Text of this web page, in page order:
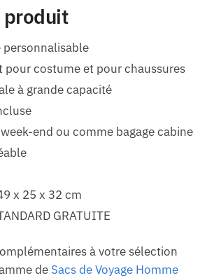
produit
personnalisable
pour costume et pour chaussures
à grande capacité
end ou comme bagage cabine
x 25 x 32 cm
GRATUITE
à votre sélection
de Sacs de Voyage Homme